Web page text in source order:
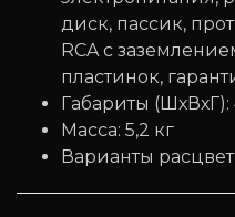
диск, пассик,
RCA с
пластинок,
Габариты (ШхВхГ):
Масса: 5,2 кг
Варианты